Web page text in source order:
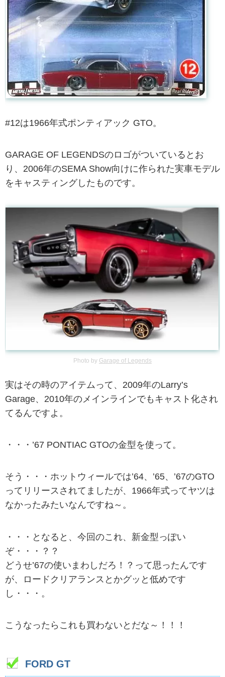
#12は1966年式ポンティアック GTO。
GARAGE OF LEGENDSのロゴがついているとお
り、2006年のSEMA Show向けに作られた実車モデル
をキャスティングしたものです。
Photo by Garage of Legends
実はその時のアイテムって、2009年のLarry’s
Garage、2010年のメインラインでもキャスト化され
てるんですよ。
・・・’67 PONTIAC GTOの金型を使って。
そう・・・ホットウィールでは’64、’65、’67のGTO
ってリリースされてましたが、1966年式ってヤツは
なかったみたいなんですね～。
・・・となると、今回のこれ、新金型っぽい
ぞ・・・？？
どうせ’67の使いまわしだろ！？って思ったんです
が、ロードクリアランスとかグッと低めです
し・・・。
こうなったらこれも買わないとだな～！！！
FORD GT